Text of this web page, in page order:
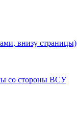
внизу страницы)
со стороны ВСУ